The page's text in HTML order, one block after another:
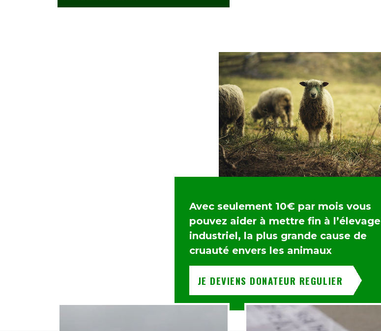
Avec seulement 10€ par mois vous
pouvez aider à mettre fin à l’élevage
industriel, la plus grande cause de
cruauté envers les animaux
JE DEVIENS DONATEUR REGULIER